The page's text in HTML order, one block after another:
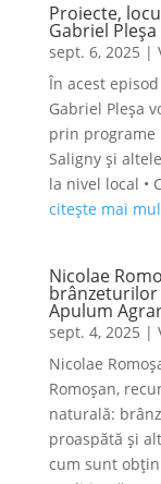
Proiecte,
Gabriel
sept. 6, 2025 |
În acest
Gabriel Pleșa
prin programe
Saligny și
la nivel local •
citește mai
Nicolae
brânzeturilor
Apulum
sept. 4, 2025 |
Nicolae
Romoșan,
naturală:
proaspătă și
cum sunt